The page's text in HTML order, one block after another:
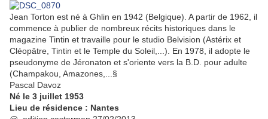
Jean Torton est né à Ghlin en 1942 (Belgique). A partir de 1962, il
commence à publier de nombreux récits historiques dans le
magazine Tintin et travaille pour le studio Belvision (Astérix et
Cléopâtre, Tintin et le Temple du Soleil,...). En 1978, il adopte le
pseudonyme de Jéronaton et s'oriente vers la B.D. pour adulte
(Champakou, Amazones,...§
Pascal Davoz
Né le 3 juillet 1953
Lieu de résidence : Nantes